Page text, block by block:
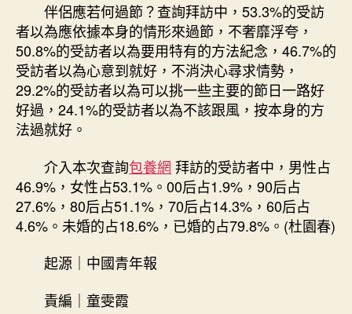
伴侶應若何過節？查詢拜訪中，53.3%的受訪
者以為應依據本身的情形來過節，不奢靡浮夸，
50.8%的受訪者以為要用特有的方法紀念，46.7%的
受訪者以為心意到就好，不消決心尋求情勢，
29.2%的受訪者以為可以挑一些主要的節日一路好
好過，24.1%的受訪者以為不該跟風，按本身的方
法過就好。
介入本次查詢包養網 拜訪的受訪者中，男性占
46.9%，女性占53.1%。00后占1.9%，90后占
27.6%，80后占51.1%，70后占14.3%，60后占
4.6%。未婚的占18.6%，已婚的占79.8%。(杜園春)
起源｜中國青年報
責編｜童雯霞